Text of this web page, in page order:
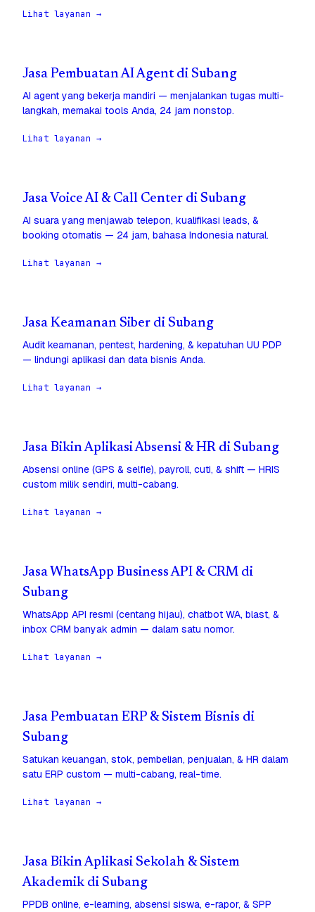
Lihat layanan →
Jasa Pembuatan AI Agent di Subang
AI agent yang bekerja mandiri — menjalankan tugas multi-
langkah, memakai tools Anda, 24 jam nonstop.
Lihat layanan →
Jasa Voice AI & Call Center di Subang
AI suara yang menjawab telepon, kualifikasi leads, &
booking otomatis — 24 jam, bahasa Indonesia natural.
Lihat layanan →
Jasa Keamanan Siber di Subang
Audit keamanan, pentest, hardening, & kepatuhan UU PDP
— lindungi aplikasi dan data bisnis Anda.
Lihat layanan →
Jasa Bikin Aplikasi Absensi & HR di Subang
Absensi online (GPS & selfie), payroll, cuti, & shift — HRIS
custom milik sendiri, multi-cabang.
Lihat layanan →
Jasa WhatsApp Business API & CRM di
Subang
WhatsApp API resmi (centang hijau), chatbot WA, blast, &
inbox CRM banyak admin — dalam satu nomor.
Lihat layanan →
Jasa Pembuatan ERP & Sistem Bisnis di
Subang
Satukan keuangan, stok, pembelian, penjualan, & HR dalam
satu ERP custom — multi-cabang, real-time.
Lihat layanan →
Jasa Bikin Aplikasi Sekolah & Sistem
Akademik di Subang
PPDB online, e-learning, absensi siswa, e-rapor, & SPP